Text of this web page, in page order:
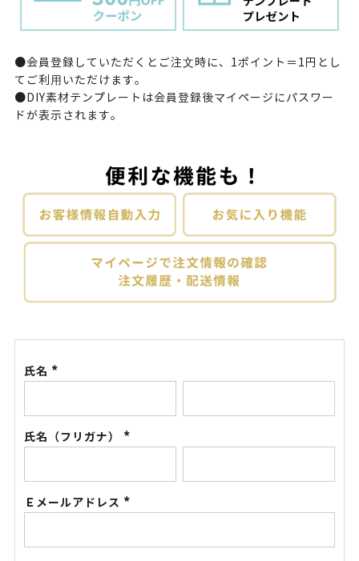
●会員登録していただくとご注⽂時に、1ポイント＝1円とし
てご利⽤いただけます。
●DIY素材テンプレートは会員登録後マイページ にパスワー
ドが表示されます。
氏名
氏名（フリガナ）
Ｅメールアドレス